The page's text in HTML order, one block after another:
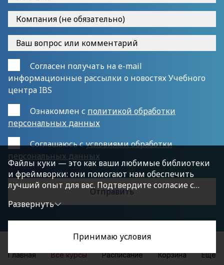
Согласен получать на e-mail
информационные рассылки о новостях Учебного
центра IBS
Ознакомлен с политикой обработки
персональных данных
Cоглашаюсь сусловиями обработки
персональных данных
Главная Все курсы Расписание Корзина Еще
Файлы куки — это как ваши любимые библиотеки
и фреймворки: они помогают нам обеспечить
лучший опыт для вас. Подтвердите согласие с
политикой конфиденциальности, нажав
«Принимаю условия», чтобы продолжить.
Развернуть
Принимаю условия